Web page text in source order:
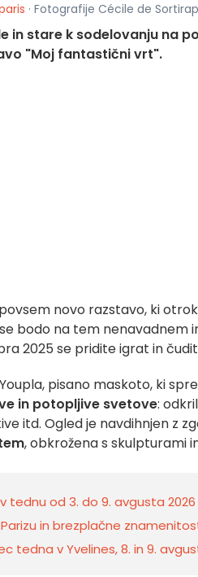
· Fotografije Cécile de
in stare k sodelovanju na
"Moj fantastični vrt".
novo razstavo, ki
bodo na tem nenavadnem
2025 se pridite igrat in
pisano maskoto, ki
in potopljive svetove:
itd. Ogled je navdihnjen z
, obkrožena s skulpturami
tednu od 3. do 9. avgusta
in brezplačne
tedna v Yvelines, 8. in 9.